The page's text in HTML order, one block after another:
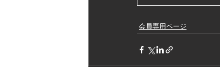
会員専用ページ